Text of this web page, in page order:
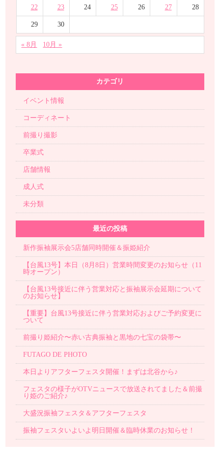
22 23 24 25 26 27 28
29 30
« 8月 10月 »
カテゴリ
イベント情報
コーディネート
前撮り撮影
卒業式
店舗情報
成人式
未分類
最近の投稿
新作振袖展示会5店舗同時開催＆振姫紹介
【台風13号】本日（8月8日）営業時間変更のお知らせ（11
時オープン）
【台風13号接近に伴う営業対応と振袖展示会延期について
のお知らせ】
【重要】台風13号接近に伴う営業対応およびご予約変更に
ついて
前撮り姫紹介〜赤い古典振袖と黒地の七宝の袋帯〜
FUTAGO DE PHOTO
本日よりアフターフェスタ開催！まずは北谷から♪
フェスタの様子がOTVニュースで放送されてました＆前撮
り姫のご紹介♪
大盛況振袖フェスタ＆アフターフェスタ
振袖フェスタいよいよ明日開催＆臨時休業のお知らせ！